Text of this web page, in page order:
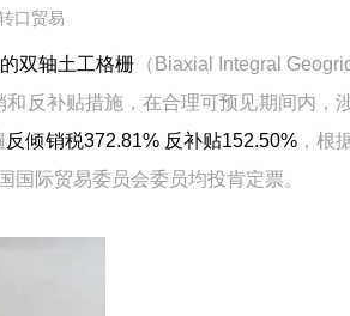
口贸易
双轴土工格栅 （Biaxial Integral
反补贴措施，在合理可预见期间内，
反倾销税372.81% 反补贴152.50%，根
际贸易委员会委员均投肯定票。